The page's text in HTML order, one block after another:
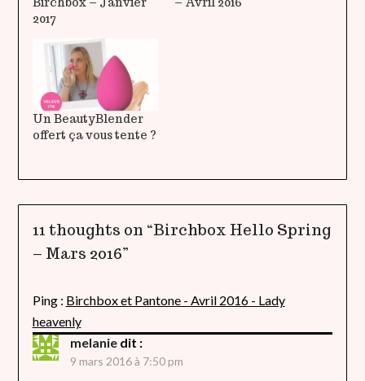
2017
Un BeautyBlender
offert ça vous tente ?
11 thoughts on “Birchbox Hello Spring
– Mars 2016”
Ping : Birchbox et Pantone - Avril 2016 - Lady
heavenly
melanie dit :
9 mars 2016 à 7:50 pm